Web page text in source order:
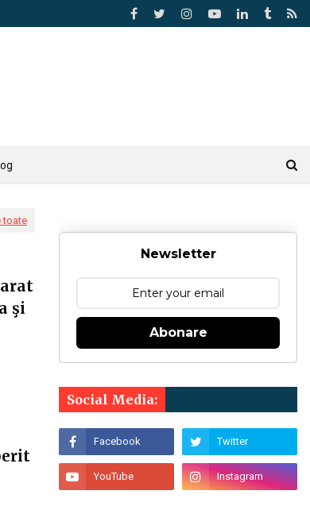
toate
şi
Newsletter
Abonare
Social Media: